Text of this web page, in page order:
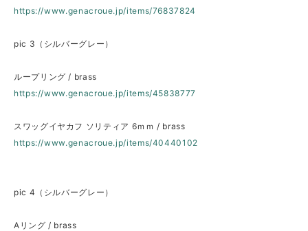
https://www.genacroue.jp/items/76837824
pic 3（シルバーグレー）
ループリング / brass
https://www.genacroue.jp/items/45838777
スワッグイヤカフ ソリティア 6ｍｍ / brass
https://www.genacroue.jp/items/40440102
pic 4（シルバーグレー）
Aリング / brass